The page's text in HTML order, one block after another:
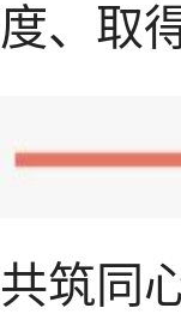
度、取
共筑同